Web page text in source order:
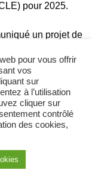
pour 2025.
un projet de
greffiers
va permettre
elles se
métiers de
pour vous offrir
vos
sur
à l’utilisation
cliquer sur
contrôlé
des cookies,